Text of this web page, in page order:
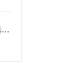
多普勒明渠流速仪测量量程如何选择？